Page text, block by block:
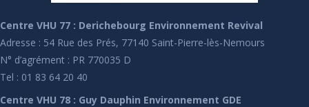
Centre VHU 77 : Derichebourg Environnement Revival
Adresse : 54 Rue des Prés, 77140 Saint-Pierre-lès-Nemours
N° d’agrément : PR 770035 D
Tel : 01 83 64 20 40
Centre VHU 78 : Guy Dauphin Environnement GDE